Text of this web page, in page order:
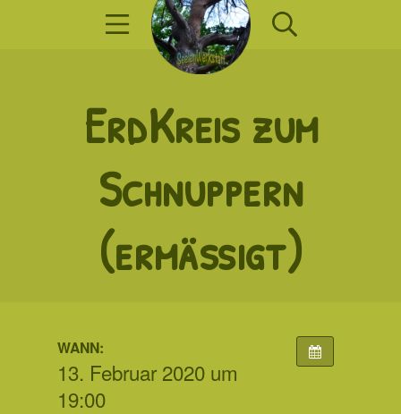
Mobile Menü
ErdKreis zum
Schnuppern
(ermäßigt)
WANN:
13. Februar 2020 um
19:00